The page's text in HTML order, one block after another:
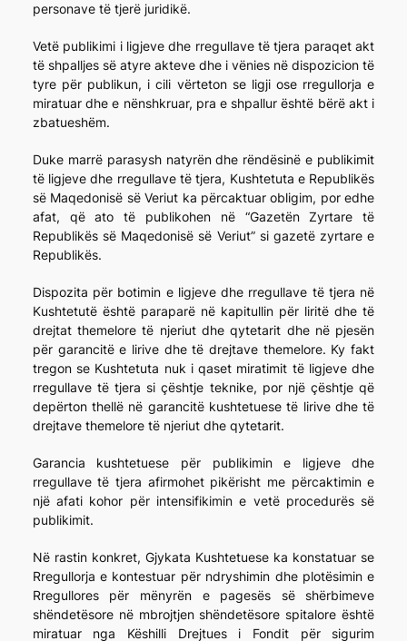
personave të tjerë juridikë.
Vetë publikimi i ligjeve dhe rregullave të tjera paraqet akt
të shpalljes së atyre akteve dhe i vënies në dispozicion të
tyre për publikun, i cili vërteton se ligji ose rregullorja e
miratuar dhe e nënshkruar, pra e shpallur është bërë akt i
zbatueshëm.
Duke marrë parasysh natyrën dhe rëndësinë e publikimit
të ligjeve dhe rregullave të tjera, Kushtetuta e Republikës
së Maqedonisë së Veriut ka përcaktuar obligim, por edhe
afat, që ato të publikohen në “Gazetën Zyrtare të
Republikës së Maqedonisë së Veriut” si gazetë zyrtare e
Republikës.
Dispozita për botimin e ligjeve dhe rregullave të tjera në
Kushtetutë është paraparë në kapitullin për liritë dhe të
drejtat themelore të njeriut dhe qytetarit dhe në pjesën
për garancitë e lirive dhe të drejtave themelore. Ky fakt
tregon se Kushtetuta nuk i qaset miratimit të ligjeve dhe
rregullave të tjera si çështje teknike, por një çështje që
depërton thellë në garancitë kushtetuese të lirive dhe të
drejtave themelore të njeriut dhe qytetarit.
Garancia kushtetuese për publikimin e ligjeve dhe
rregullave të tjera afirmohet pikërisht me përcaktimin e
një afati kohor për intensifikimin e vetë procedurës së
publikimit.
Në rastin konkret, Gjykata Kushtetuese ka konstatuar se
Rregullorja e kontestuar për ndryshimin dhe plotësimin e
Rregullores për mënyrën e pagesës së shërbimeve
shëndetësore në mbrojtjen shëndetësore spitalore është
miratuar nga Këshilli Drejtues i Fondit për sigurim